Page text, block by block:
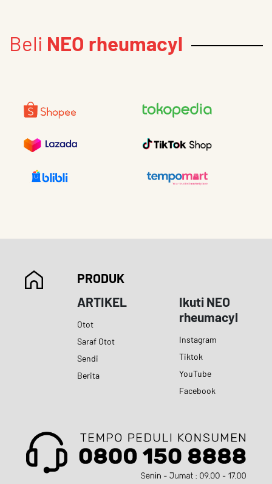
Beli NEO rheumacyl
PRODUK
ARTIKEL
Otot
Saraf Otot
Sendi
Berita
Ikuti NEO
rheumacyl
Instagram
Tiktok
YouTube
Facebook